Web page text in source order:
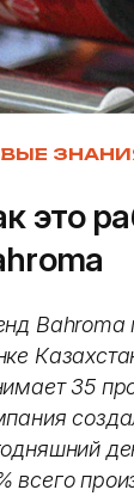
это
Bahroma
35
всего